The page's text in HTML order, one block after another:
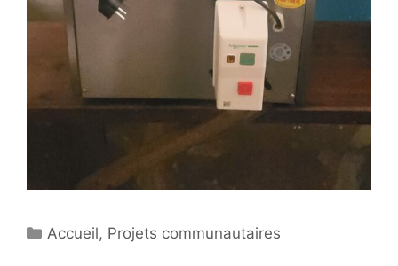
Catégories
Accueil, Projets communautaires